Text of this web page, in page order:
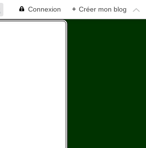
Connexion + Créer mon blog